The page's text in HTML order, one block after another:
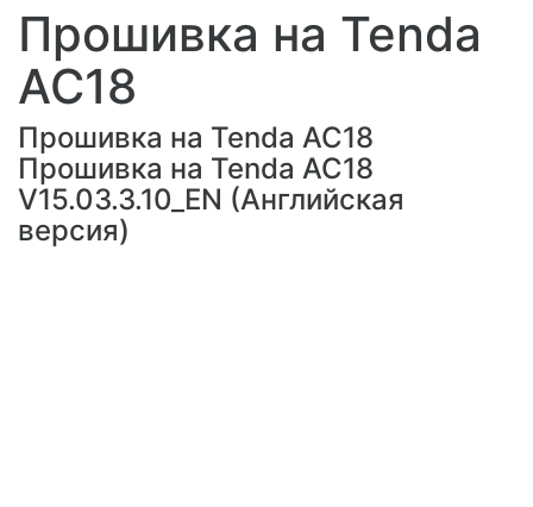
Прошивка на Tenda
AC18
Прошивка на Tenda AC18
Прошивка на Tenda AC18
V15.03.3.10_EN (Английская
версия)